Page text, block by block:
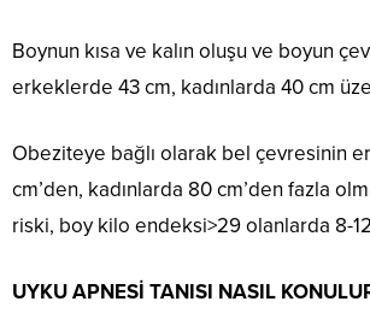
Boynun kısa ve kalın oluşu ve boyun
erkeklerde 43 cm, kadınlarda 40 cm
Obeziteye bağlı olarak bel çevresinin
cm’den, kadınlarda 80 cm’den fazla
riski, boy kilo endeksi>29 olanlarda 8-
UYKU APNESİ TANISI NASIL